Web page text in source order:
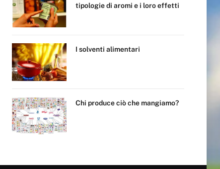
tipologie di aromi e i loro effetti
I solventi alimentari
Chi produce ciò che mangiamo?